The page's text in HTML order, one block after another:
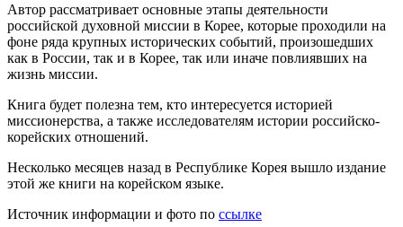
Автор рассматривает основные этапы деятельности
российской духовной миссии в Корее, которые проходили на
фоне ряда крупных исторических событий, произошедших
как в России, так и в Корее, так или иначе повлиявших на
жизнь миссии.
Книга будет полезна тем, кто интересуется историей
миссионерства, а также исследователям истории российско-
корейских отношений.
Несколько месяцев назад в Республике Корея вышло издание
этой же книги на корейском языке.
Источник информации и фото по ссылке